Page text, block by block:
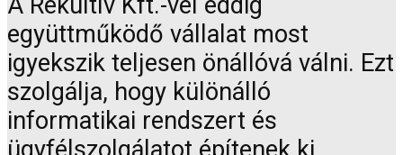
együttműködő vállalat most
igyekszik teljesen önállóvá válni. Ezt
szolgálja, hogy különálló
informatikai rendszert és